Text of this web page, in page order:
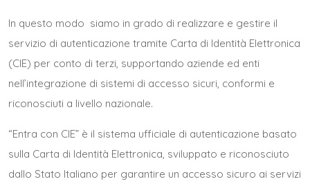
In questo modo siamo in grado di realizzare e gestire il
servizio di autenticazione tramite Carta di Identità Elettronica
(CIE) per conto di terzi, supportando aziende ed enti
nell’integrazione di sistemi di accesso sicuri, conformi e
riconosciuti a livello nazionale.
“Entra con CIE” è il sistema ufficiale di autenticazione basato
sulla Carta di Identità Elettronica, sviluppato e riconosciuto
dallo Stato Italiano per garantire un accesso sicuro ai servizi